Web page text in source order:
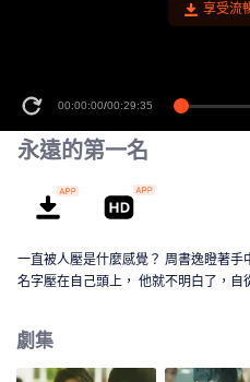
享受流
00:00:00/00:29:35
永遠的第一名
一直被人壓是什麼感覺？ 周書逸瞪著手中的全班成績單，又一次看見高仕德的
名字壓在自己頭上， 他就不明白了，
見！ 滿心愉悅迎接大學生活的他再度加入自己鍾愛的游泳社，一路被捧著，沒
想到畢業前迎新生入社傳承PK賽上竟
劇集